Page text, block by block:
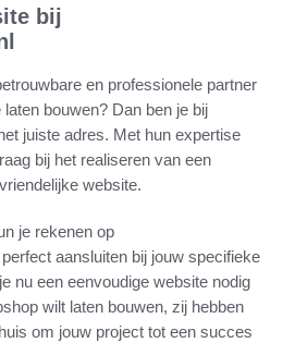
bij
en professionele partner
bouwen? Dan ben je bij
juiste adres. Met hun expertise
bij het realiseren van een
website.
je rekenen op
aansluiten bij jouw specifieke
nu een eenvoudige website nodig
wilt laten bouwen, zij hebben
om jouw project tot een succes